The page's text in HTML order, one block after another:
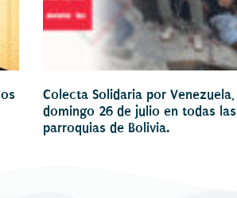
Colecta Solidaria por Venezuela,
domingo 26 de julio en todas las
parroquias de Bolivia.